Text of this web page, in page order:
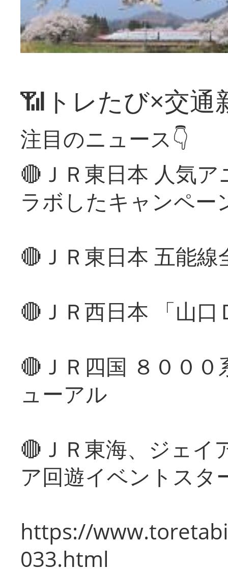
📶トレたび×交通
注目のニュース👇
🔴ＪＲ東日本 人気
ラボしたキャンペー
🔴ＪＲ東日本 五能
🔴ＪＲ西日本 「山
🔴ＪＲ四国 ８００
ューアル
🔴ＪＲ東海、ジェイ
ア回遊イベントスタ
https://
033.html